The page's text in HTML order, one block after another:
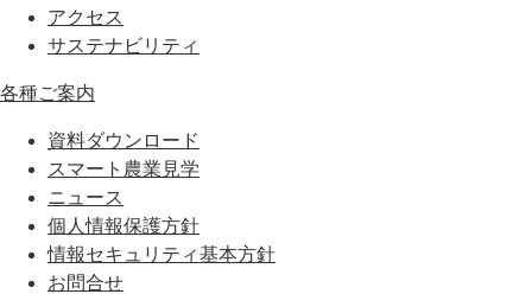
アクセス
サステナビリティ
各種ご案内
資料ダウンロード
スマート農業見学
ニュース
個人情報保護方針
情報セキュリティ基本方針
お問合せ